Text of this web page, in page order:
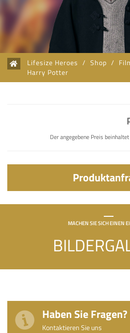
Lifesize Heroes / Shop /
Harry Potter
Der angegebene Preis
MACHEN SIE SICH EINEN
Haben Sie Fragen?
Kontaktieren Sie uns